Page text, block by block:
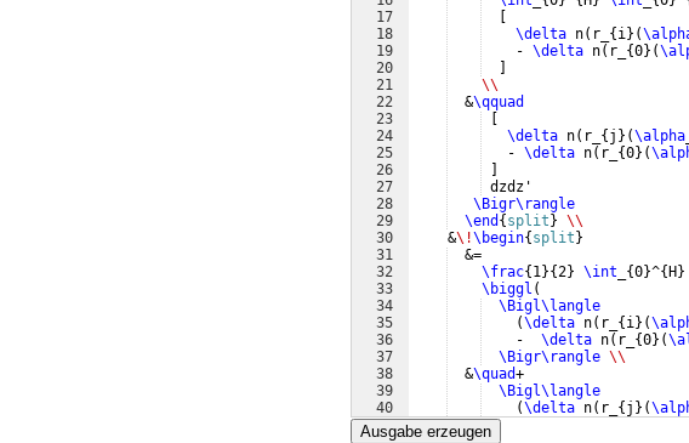
17
18
19
20
21
22
23
24
25
26
27
28
29
30
31
32
33
34
35
36
37
38
39
40
41
\delta n( r_ { i} (
    -
\delta n( r_ {0} (
\\
  &
\qquad
\delta n( r_ { j } (\alpha
   -
\delta n( r_ {0} (
dzdz'
\Bigr\rangle
\end { split } \\
    &
\!\begin{ split }
  &=
\frac{ 1}{2} \int {0}^{ H }
\biggl (
\Bigl\langle
(\delta n( r_ { i} (
    -
\delta n( r_ {0} (
\Bigr\rangle \\
  &
\quad+
\Bigl\langle
(\delta n( r_ { j } (
    -
Ausgabe erzeugen